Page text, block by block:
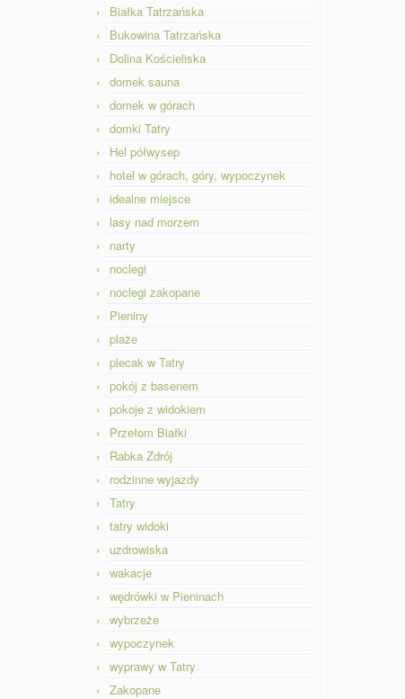
Białka Tatrzańska
Bukowina Tatrzańska
Dolina Kościeliska
domek sauna
domek w górach
domki Tatry
Hel półwysep
hotel w górach, góry, wypoczynek
idealne miejsce
lasy nad morzem
narty
noclegi
noclegi zakopane
Pieniny
plaże
plecak w Tatry
pokój z basenem
pokoje z widokiem
Przełom Białki
Rabka Zdrój
rodzinne wyjazdy
Tatry
tatry widoki
uzdrowiska
wakacje
wędrówki w Pieninach
wybrzeże
wypoczynek
wyprawy w Tatry
Zakopane